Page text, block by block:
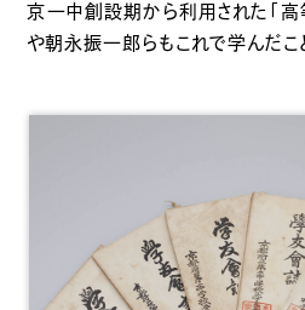
京一中創設期から利用された「
や朝永振一郎らもこれで学んだこ